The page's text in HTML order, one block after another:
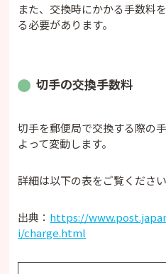
また、交換時にかかる手数料
る必要があります。
切手の交換手数料
切手を郵便局で交換する際の
よって変動します。
詳細は以下の表をご覧ください
出典： https://
i/charge.html